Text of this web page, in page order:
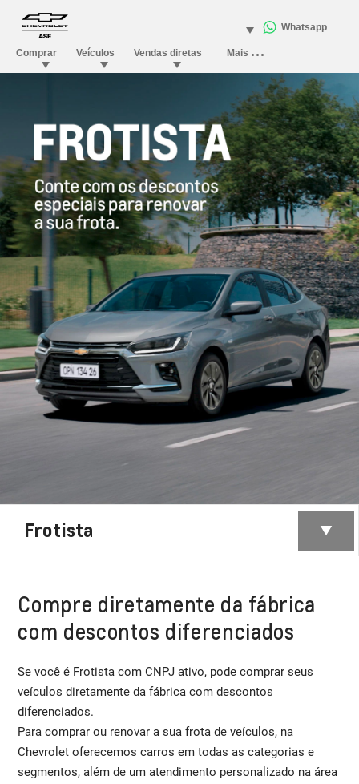
Frotista
Compre diretamente da fábrica
com descontos diferenciados
Se você é Frotista com CNPJ ativo, pode comprar seus
veículos diretamente da fábrica com descontos
diferenciados.
Para comprar ou renovar a sua frota de veículos, na
Chevrolet oferecemos carros em todas as categorias e
segmentos, além de um atendimento personalizado na área